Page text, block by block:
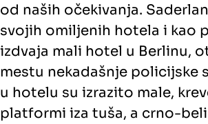
od naših očekivanja.
svojih omiljenih hotela i kao
izdvaja mali hotel u Berlinu,
mestu nekadašnje policijske
u hotelu su izrazito male,
platformi iza tuša, a crno-